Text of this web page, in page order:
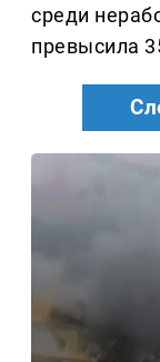
среди
превысила